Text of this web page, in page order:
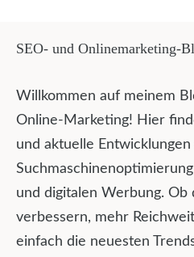
SEO- und Onlinemarketing-
Willkommen auf meinem
Online-Marketing! Hier
und aktuelle
und digitalen Werbung. Ob
verbessern, mehr
einfach die neuesten